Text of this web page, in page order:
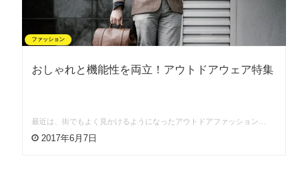
ファッション
おしゃれと機能性を両立！アウトドアウェア特集
最近は、街でもよく見かけるようになったアウトドアファッション…
2017年6月7日